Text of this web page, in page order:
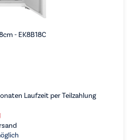
- EK8B18C
Laufzeit per Teilzahlung